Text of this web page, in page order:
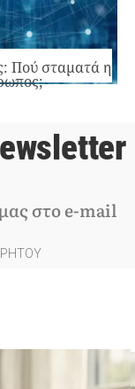
Πού σταματά η
στο e-mail